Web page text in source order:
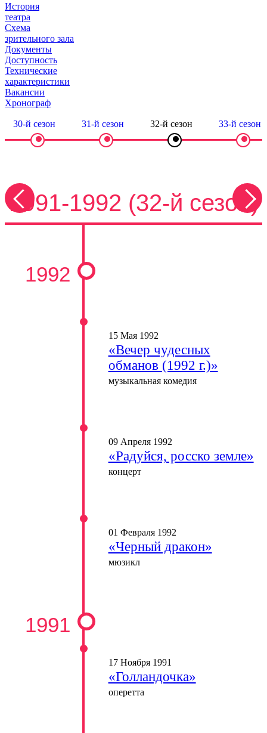
История
театра
Схема
зрительного зала
Документы
Доступность
Технические
характеристики
Вакансии
Хронограф
30-й сезон 31-й сезон 32-й сезон 33-й сезон
1991-1992 (32-й сезон)
1992
15 Мая 1992
«Вечер чудесных
обманов (1992 г.)»
музыкальная комедия
09 Апреля 1992
«Радуйся, росско земле»
концерт
01 Февраля 1992
«Черный дракон»
мюзикл
1991
17 Ноября 1991
«Голландочка»
оперетта